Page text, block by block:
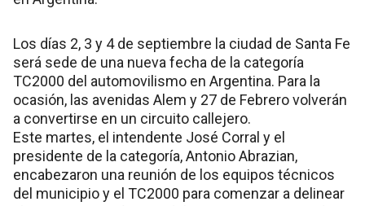
Los días 2, 3 y 4 de septiembre la ciudad de Santa Fe
será sede de una nueva fecha de la categoría
TC2000 del automovilismo en Argentina. Para la
ocasión, las avenidas Alem y 27 de Febrero volverán
a convertirse en un circuito callejero.
Este martes, el intendente José Corral y el
presidente de la categoría, Antonio Abrazian,
encabezaron una reunión de los equipos técnicos
del municipio y el TC2000 para comenzar a delinear